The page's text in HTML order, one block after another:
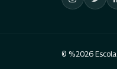
© %2026